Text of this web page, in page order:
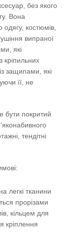
без якого
Вона
костюмів,
випраної
які
кріпильних
защипами, які
її, не
бути покритий
тендітні
легкі тканини
прорізами
кільцем для
кріплення